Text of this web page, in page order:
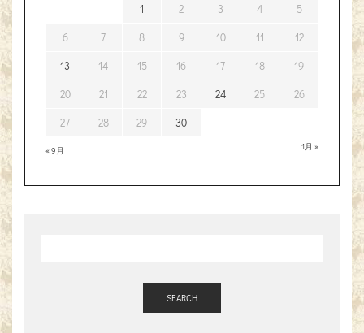
« 9月 1月 »
1 2 3 4 5
6 7 8 9 10 11 12
13 14 15 16 17 18 19
20 21 22 23 24 25 26
27 28 29 30
SEARCH